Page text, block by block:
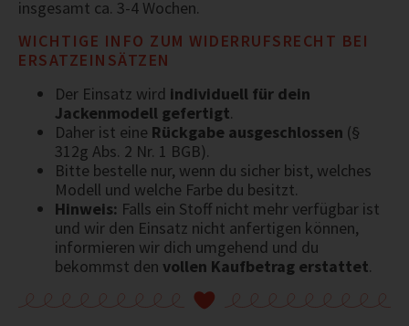
insgesamt ca. 3-4 Wochen.
WICHTIGE INFO ZUM WIDERRUFSRECHT BEI
ERSATZEINSÄTZEN
Der Einsatz wird individuell für dein
Jackenmodell gefertigt.
Daher ist eine Rückgabe ausgeschlossen (§
312g Abs. 2 Nr. 1 BGB).
Bitte bestelle nur, wenn du sicher bist, welches
Modell und welche Farbe du besitzt.
Hinweis: Falls ein Stoff nicht mehr verfügbar ist
und wir den Einsatz nicht anfertigen können,
informieren wir dich umgehend und du
bekommst den vollen Kaufbetrag erstattet.